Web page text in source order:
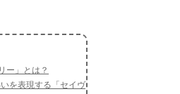
ー」とは？
を表現する「セイヴ